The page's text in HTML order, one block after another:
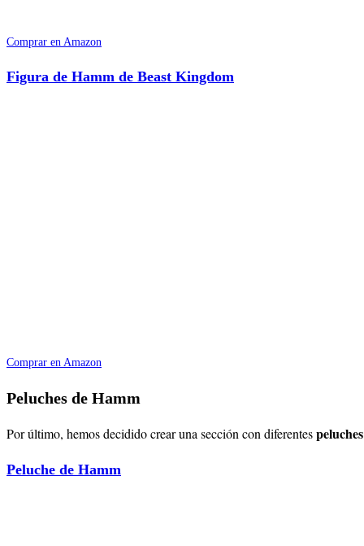
Comprar en Amazon
Figura de Hamm de Beast Kingdom
Comprar en Amazon
Peluches de Hamm
Por último, hemos decidido crear una sección con diferentes
Peluche de Hamm